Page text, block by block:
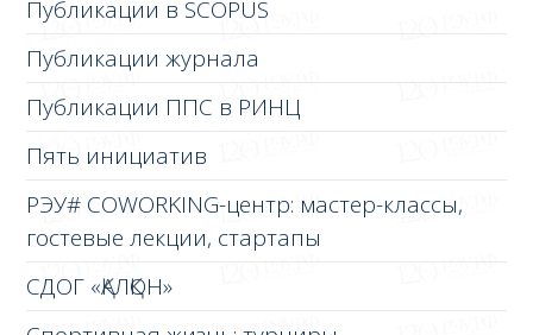
Публикации в SCOPUS
Публикации журнала
Публикации ППС в РИНЦ
Пять инициатив
РЭУ# COWORKING-центр: мастер-классы,
гостевые лекции, стартапы
СДОГ «ҚАЛҚОН»